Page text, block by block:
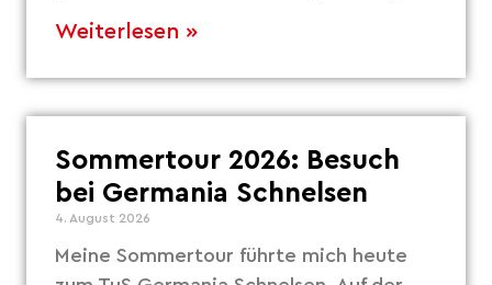
Weiterlesen »
Sommertour 2026: Besuch
bei Germania Schnelsen
4. August 2026
Meine Sommertour führte mich heute